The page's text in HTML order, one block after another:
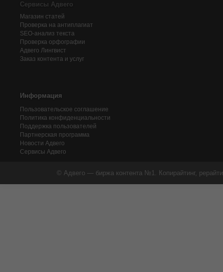
Сервисы Адвего
Магазин статей
Проверка на антиплагиат
SEO-анализ текста
Проверка орфографии
Адвего Лингвист
Заказ контента и услуг
Информация
Пользовательское соглашение
Политика конфиденциальности
Поддержка пользователей
Партнерская программа
Новости Адвего
Сервисы Адвего
© Адвего — биржа контента №1. Копирайтинг,